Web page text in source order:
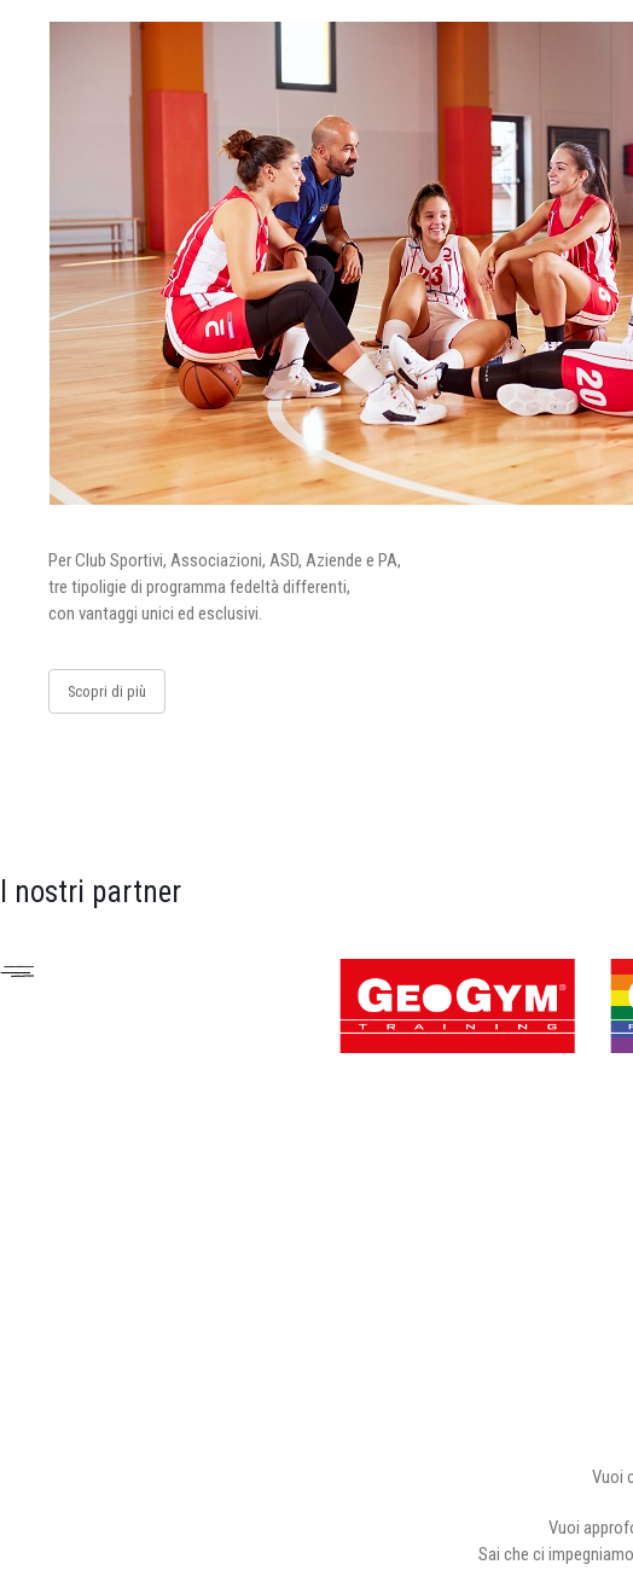
Per Club Sportivi, Associazioni, ASD, Aziende e PA,
tre tipoligie di programma fedeltà differenti,
con vantaggi unici ed esclusivi.
Scopri di più
I nostri partner
Vuoi
Vuoi
Sai che ci